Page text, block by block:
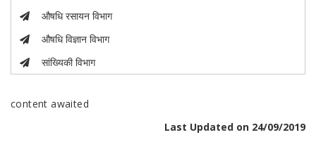
औषधि रसायन विभाग
औषधि विज्ञान विभाग
सांख्यिकी विभाग
content awaited
Last Updated on 24/09/2019